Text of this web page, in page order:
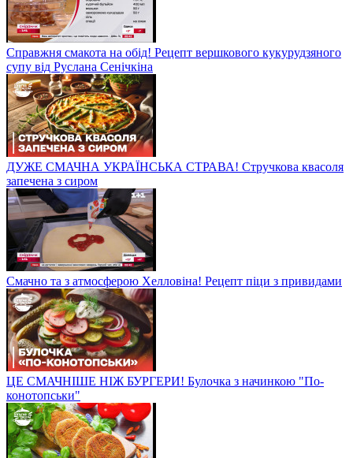
Справжня смакота на обід! Рецепт вершкового кукурудзяного
супу від Руслана Сенічкіна
ДУЖЕ СМАЧНА УКРАЇНСЬКА СТРАВА! Стручкова квасоля
запечена з сиром
Смачно та з атмосферою Хелловіна! Рецепт піци з привидами
ЦЕ СМАЧНІШЕ НІЖ БУРГЕРИ! Булочка з начинкою "По-
конотопськи"